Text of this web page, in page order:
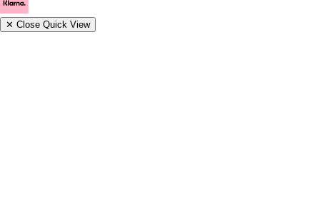
✕ Close Quick View